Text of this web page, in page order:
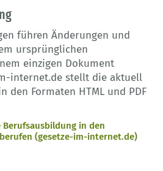
führen Änderungen und
ursprünglichen
einzigen Dokument
internet.de stellt die aktuell
den Formaten HTML und PDF
in den
(gesetze-im-internet.de)